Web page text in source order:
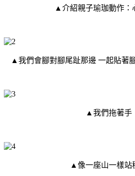
▲介紹親子瑜珈動作：
▲我們會腳對腳尾趾那邊 一起貼著
▲我們拖著手
▲像一座山一樣站